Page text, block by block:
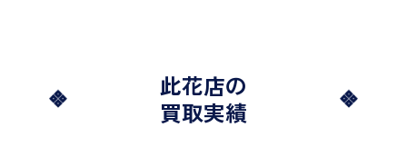
此花店の
買取実績